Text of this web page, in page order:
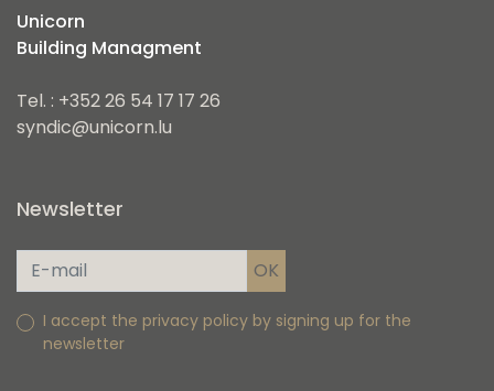
Unicorn
Building Managment
Tel. : +352 26 54 17 17 26
syndic@unicorn.lu
Newsletter
I accept the privacy policy by signing up for the
newsletter